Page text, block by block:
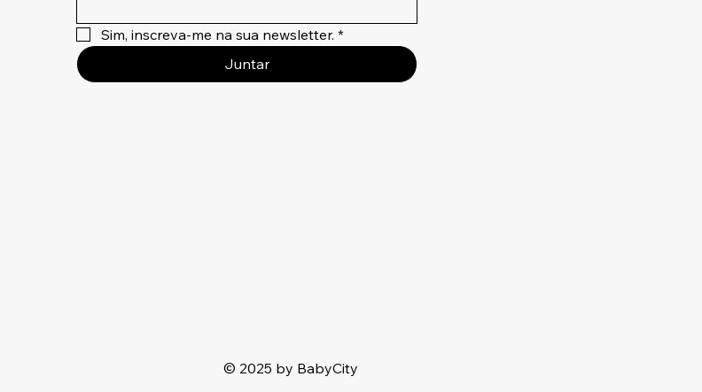
Sim, inscreva-me na sua newsletter. *
Juntar
© 2025 by BabyCity